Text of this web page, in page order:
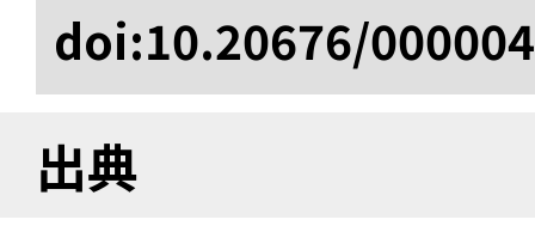
doi:10.20676/
出典